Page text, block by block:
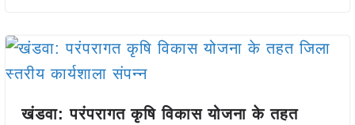
खंडवा: परंपरागत कृषि विकास योजना के तहत